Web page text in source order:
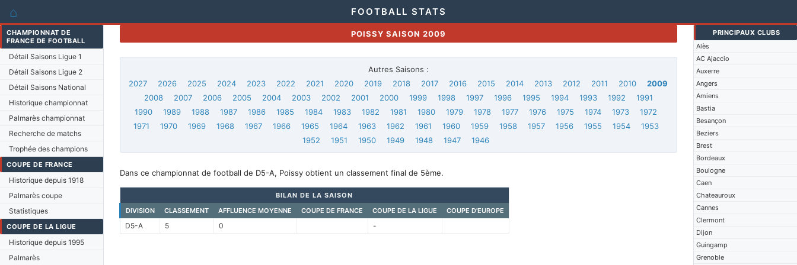
⌂ FOOTBALL STATS
CHAMPIONNAT DE
FRANCE DE FOOTBALL
Détail Saisons Ligue 1
Détail Saisons Ligue 2
Détail Saisons National
Historique championnat
Palmarès championnat
Recherche de matchs
Trophée des champions
COUPE DE FRANCE
Historique depuis 1918
Palmarès coupe
Statistiques
COUPE DE LA LIGUE
Historique depuis 1995
Palmarès
PRINCIPAUX CLUBS
Alès
AC Ajaccio
Auxerre
Angers
Amiens
Bastia
Besançon
Beziers
Brest
Bordeaux
Boulogne
Caen
Chateauroux
Cannes
Clermont
Dijon
Guingamp
Grenoble
POISSY SAISON 2009
Autres Saisons :
2027
2026 2025 2024 2023 2022 2021 2020 2019 2018 2017 2016 2015 2014 2013 2012 2011 2010
2009
2008
2007 2006 2005 2004 2003 2002 2001 2000 1999 1998 1997 1996 1995 1994 1993 1992
1991
1990
1989 1988 1987 1986 1985 1984 1983 1982 1981 1980 1979 1978 1977 1976 1975 1974 1973
1972
1971
1970 1969 1968 1967 1966 1965 1964 1963 1962 1961 1960 1959 1958 1957 1956 1955 1954
1953
1952
1951 1950 1949 1948 1947 1946
Dans ce championnat de football de D5-A, Poissy obtient un classement final de 5ème.
BILAN DE LA SAISON
DIVISION
CLASSEMENT AFFLUENCE MOYENNE COUPE DE FRANCE COUPE DE LA LIGUE COUPE D'EUROPE
D5-A 5 0 -